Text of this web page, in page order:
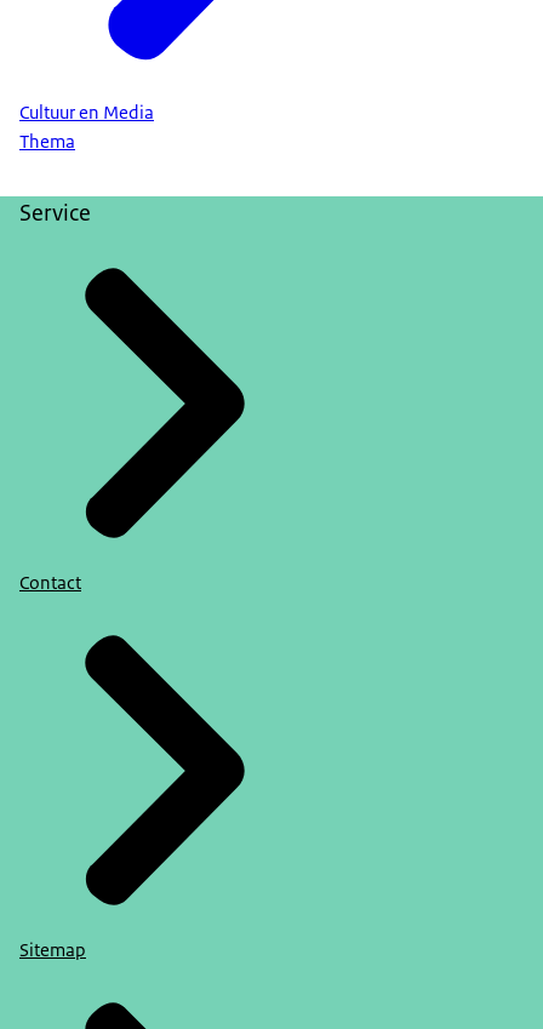
Cultuur en Media
Thema
Service
Contact
Sitemap